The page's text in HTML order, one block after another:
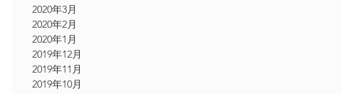
2020年3月
2020年2月
2020年1月
2019年12月
2019年11月
2019年10月